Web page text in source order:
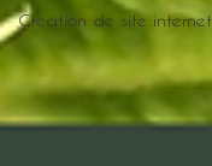
Création de site internet